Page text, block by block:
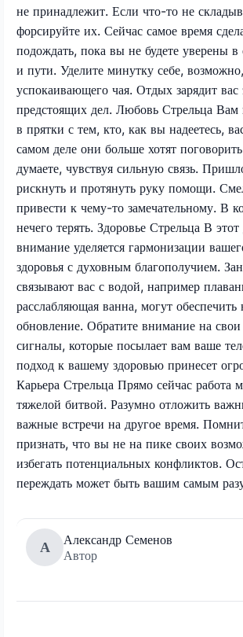
не принадлежит. Если что-то не
форсируйте их. Сейчас самое время
подождать, пока вы не будете уверены в
и пути. Уделите минутку себе,
успокаивающего чая. Отдых зарядит вас
предстоящих дел. Любовь Стрельца Вам
в прятки с тем, кто, как вы надеетесь,
самом деле они больше хотят
думаете, чувствуя сильную связь.
рискнуть и протянуть руку помощи.
привести к чему-то замечательному. В
нечего терять. Здоровье Стрельца В
внимание уделяется гармонизации
здоровья с духовным благополучием.
связывают вас с водой, например
расслабляющая ванна, могут обеспечить
обновление. Обратите внимание на
сигналы, которые посылает вам ваше
подход к вашему здоровью принесет
Карьера Стрельца Прямо сейчас работа
тяжелой битвой. Разумно отложить
важные встречи на другое время.
признать, что вы не на пике своих
избегать потенциальных конфликтов.
переждать может быть вашим самым
А
Александр Семенов
Автор